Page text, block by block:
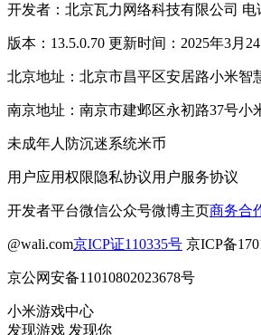
开发者：北京瓦力网络科技有限公司 电
版本：13.5.0.70 更新时间：2025年3月24
北京地址：北京市昌平区安居路小米智
南京地址：南京市建邺区永初路37号小
未成年人防沉迷系统米币
用户应用权限隐私协议用户服务协议
开发者平台微信公众号微博主页商务合
@wali.com京ICP证110335号 京ICP备
京公网安备11010802023678号
小米游戏中心
发现游戏 发现你